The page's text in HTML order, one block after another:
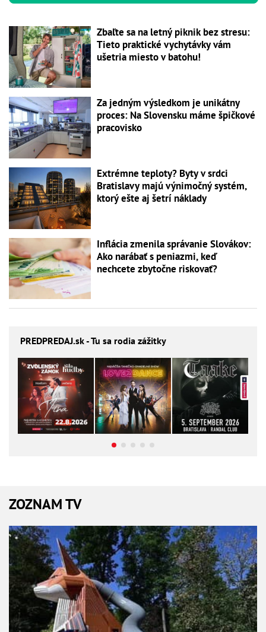
Zbaľte sa na letný piknik bez stresu:
Tieto praktické vychytávky vám
ušetria miesto v batohu!
Za jedným výsledkom je unikátny
proces: Na Slovensku máme špičkové
pracovisko
Extrémne teploty? Byty v srdci
Bratislavy majú výnimočný systém,
ktorý ešte aj šetrí náklady
Inflácia zmenila správanie Slovákov:
Ako narábať s peniazmi, keď
nechcete zbytočne riskovať?
PREDPREDAJ.sk - Tu sa rodia zážitky
ZOZNAM TV